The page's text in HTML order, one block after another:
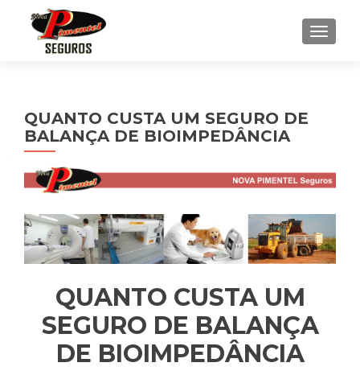
QUANTO CUSTA UM SEGURO DE
BALANÇA DE BIOIMPEDÂNCIA
QUANTO CUSTA UM
SEGURO DE BALANÇA
DE BIOIMPEDÂNCIA